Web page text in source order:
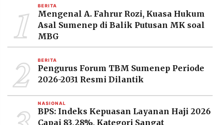
1 BERITA
Mengenal A. Fahrur Rozi, Kuasa Hukum
Asal Sumenep di Balik Putusan MK soal
MBG
2 BERITA
Pengurus Forum TBM Sumenep Periode
2026-2031 Resmi Dilantik
NASIONAL
BPS: Indeks Kepuasan Layanan Haji 2026
Capai 83,28%, Kategori Sangat